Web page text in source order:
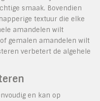
smaak. Bovendien
textuur die elke
amandelen wilt
gemalen amandelen wilt
verbetert de algehele
en kan op